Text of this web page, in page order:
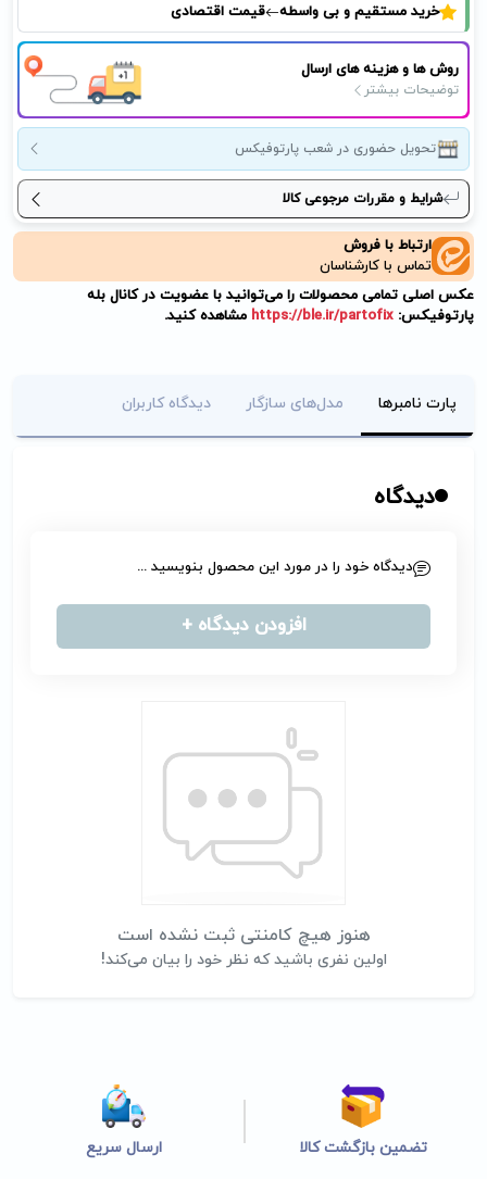
خرید مستقیم و بی واسطه قیمت اقتصادی
روش ها و هزینه های ارسال
توضیحات بیشتر
تحویل حضوری در شعب پارتوفیکس
شرایط و مقررات مرجوعی کالا
ارتباط با فروش
تماس با کارشناسان
عکس اصلی تمامی محصولات را می‌توانید با عضویت در کانال بله
پارتوفیکس: https://ble.ir/partofix مشاهده کنید.
پارت نامبرها مدل‌های سازگار دیدگاه کاربران
دیدگاه
هنوز هیچ کامنتی ثبت نشده است
اولین نفری باشید که نظر خود را بیان می‌کند!
دیدگاه خود را در مورد این محصول بنویسید ...
افزودن دیدگاه +
تضمین بازگشت کالا ارسال سریع